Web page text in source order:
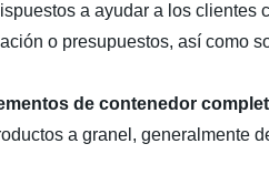
a ayudar a los
o presupuestos, así como
de contenedor
a granel, generalmente